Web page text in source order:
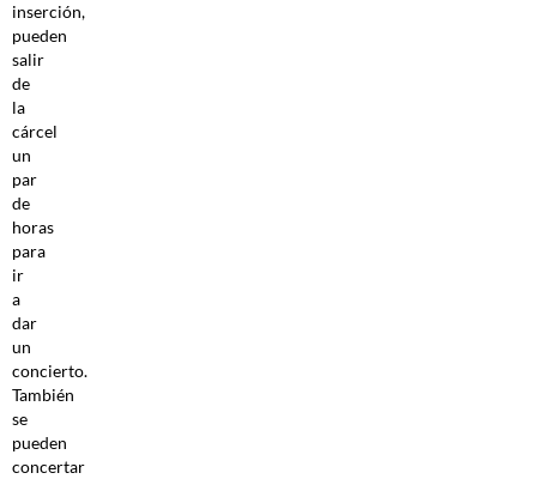
inserción,
pueden
salir
de
la
cárcel
un
par
de
horas
para
ir
a
dar
un
concierto.
También
se
pueden
concertar